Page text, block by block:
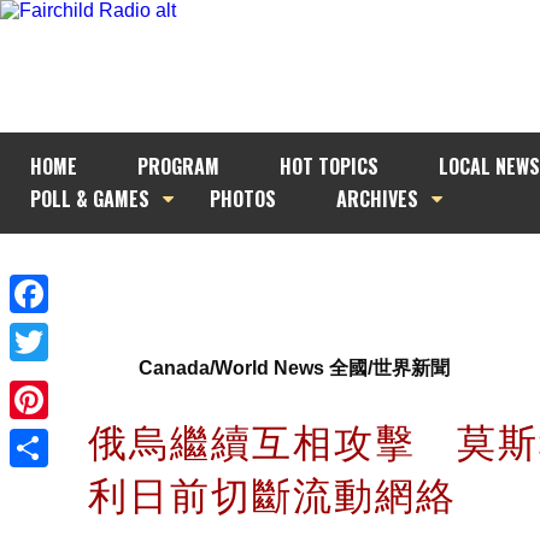
HOME PROGRAM HOT TOPICS
LOCAL NEWS
POLL & GAMES
PHOTOS ARCHIVES
Facebook
Twitter
Pinterest
Canada/World News 全國/世界新聞
俄烏繼續互相攻擊 莫
利日前切斷流動網絡